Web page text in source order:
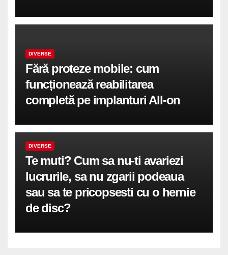
DIVERSE
Fără proteze mobile: cum
funcționează reabilitarea
completă pe implanturi All-on
DIVERSE
Te muti? Cum sa nu-ti avariezi
lucrurile, sa nu zgarii podeaua
sau sa te pricopsesti cu o hernie
de disc?